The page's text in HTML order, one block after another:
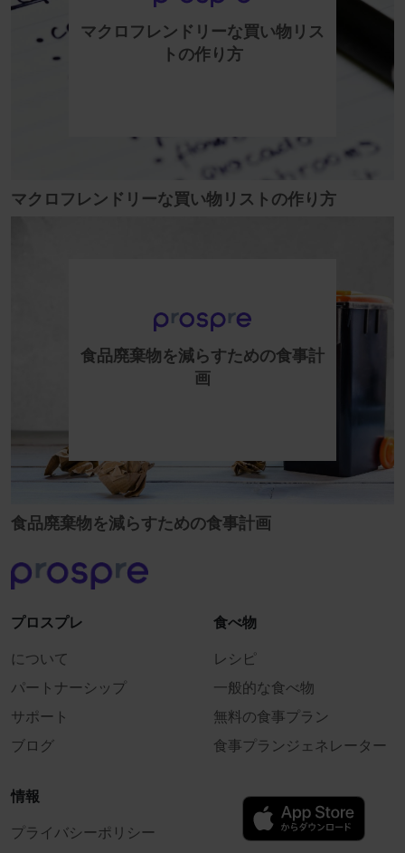
マクロフレンドリーな買い物リス
トの作り方
マクロフレンドリーな買い物リストの作り方
食品廃棄物を減らすための食事計
画
食品廃棄物を減らすための食事計画
プロスプレ
について
パートナーシップ
サポート
ブログ
食べ物
レシピ
一般的な食べ物
無料の食事プラン
食事プランジェネレーター
情報
プライバシーポリシー